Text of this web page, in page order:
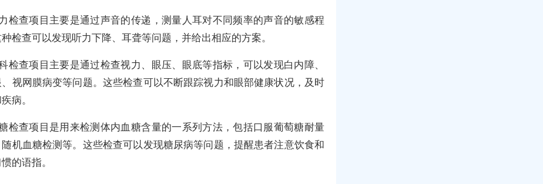
检查项目主要是通过声音的传递，测量人耳对不同频率的声音的敏感程
检查可以发现听力下降、耳聋等问题，并给出相应的方案。
检查项目主要是通过检查视力、眼压、眼底等指标，可以发现白内障、
视网膜病变等问题。这些检查可以不断跟踪视力和眼部健康状况，及时
病。
检查项目是用来检测体内血糖含量的一系列方法，包括口服葡萄糖耐量
机血糖检测等。这些检查可以发现糖尿病等问题，提醒患者注意饮食和
的语指。